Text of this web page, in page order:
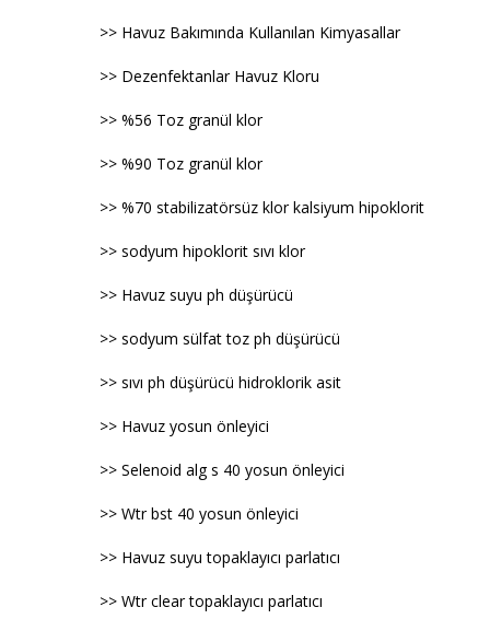
>> Havuz Bakımında Kullanılan Kimyasallar
>> Dezenfektanlar Havuz Kloru
>> %56 Toz granül klor
>> %90 Toz granül klor
>> %70 stabilizatörsüz klor kalsiyum hipoklorit
>> sodyum hipoklorit sıvı klor
>> Havuz suyu ph düşürücü
>> sodyum sülfat toz ph düşürücü
>> sıvı ph düşürücü hidroklorik asit
>> Havuz yosun önleyici
>> Selenoid alg s 40 yosun önleyici
>> Wtr bst 40 yosun önleyici
>> Havuz suyu topaklayıcı parlatıcı
>> Wtr clear topaklayıcı parlatıcı